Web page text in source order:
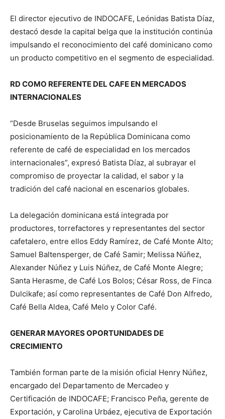
El director ejecutivo de INDOCAFE, Leónidas Batista Díaz,
destacó desde la capital belga que la institución continúa
impulsando el reconocimiento del café dominicano como
un producto competitivo en el segmento de especialidad.
RD COMO REFERENTE DEL CAFE EN MERCADOS
INTERNACIONALES
“Desde Bruselas seguimos impulsando el
posicionamiento de la República Dominicana como
referente de café de especialidad en los mercados
internacionales”, expresó Batista Díaz, al subrayar el
compromiso de proyectar la calidad, el sabor y la
tradición del café nacional en escenarios globales.
La delegación dominicana está integrada por
productores, torrefactores y representantes del sector
cafetalero, entre ellos Eddy Ramírez, de Café Monte Alto;
Samuel Baltensperger, de Café Samir; Melissa Núñez,
Alexander Núñez y Luis Núñez, de Café Monte Alegre;
Santa Herasme, de Café Los Bolos; César Ross, de Finca
Dulcikafe; así como representantes de Café Don Alfredo,
Café Bella Aldea, Café Melo y Color Café.
GENERAR MAYORES OPORTUNIDADES DE
CRECIMIENTO
También forman parte de la misión oficial Henry Núñez,
encargado del Departamento de Mercadeo y
Certificación de INDOCAFE; Francisco Peña, gerente de
Exportación, y Carolina Urbáez, ejecutiva de Exportación